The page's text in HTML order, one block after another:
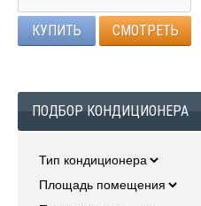
КУПИТЬ СМОТРЕТЬ
ПОДБОР КОНДИЦИОНЕРА